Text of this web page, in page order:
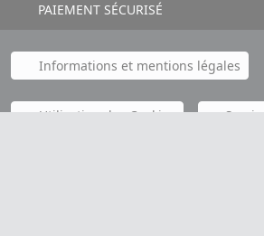
PAIEMENT SÉCURISÉ
Informations et mentions légales
Utilisation des Cookies